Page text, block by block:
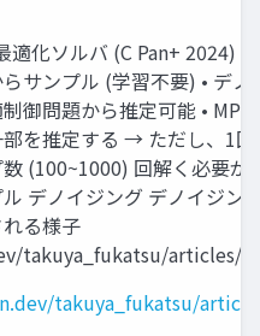
適化ソルバ (C Pan+ 2024)
サンプル (学習不要) • デ
御問題から推定可能 •
を推定する → ただし、1
(100~1000) 回解く必要
デノイジング デノイジン
る様子
takuya_fukatsu/articles/
takuya_fukatsu/